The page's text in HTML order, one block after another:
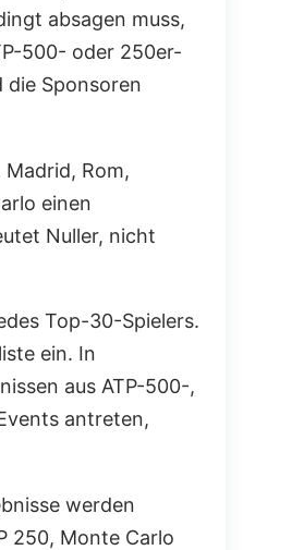
absagen muss,
500- oder 250er-
die Sponsoren
Rom,
einen
Nuller, nicht
Top-30-Spielers.
ein. In
aus ATP-500-,
antreten,
werden
250, Monte Carlo